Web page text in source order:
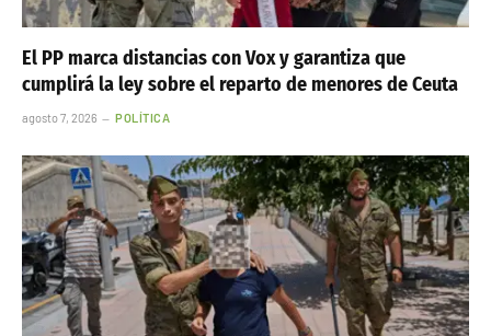
El PP marca distancias con Vox y garantiza que
cumplirá la ley sobre el reparto de menores de Ceuta
agosto 7, 2026 POLÍTICA